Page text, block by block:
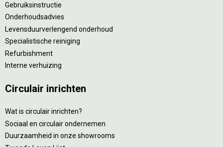
Gebruiksinstructie
Onderhoudsadvies
Levensduurverlengend onderhoud
Specialistische reiniging
Refurbishment
Interne verhuizing
Circulair inrichten
Wat is circulair inrichten?
Sociaal en circulair ondernemen
Duurzaamheid in onze showrooms